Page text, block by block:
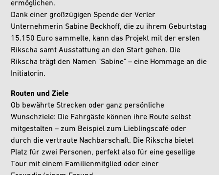
ermöglichen.
Dank einer großzügigen Spende der Verler
Unternehmerin Sabine Beckhoff, die zu ihrem Geburtstag
15.150 Euro sammelte, kann das Projekt mit der ersten
Rikscha samt Ausstattung an den Start gehen. Die
Rikscha trägt den Namen "Sabine" – eine Hommage an die
Initiatorin.
Routen und Ziele
Ob bewährte Strecken oder ganz persönliche
Wunschziele: Die Fahrgäste können ihre Route selbst
mitgestalten – zum Beispiel zum Lieblingscafé oder
durch die vertraute Nachbarschaft. Die Rikscha bietet
Platz für zwei Personen, perfekt also für eine gesellige
Tour mit einem Familienmitglied oder einer